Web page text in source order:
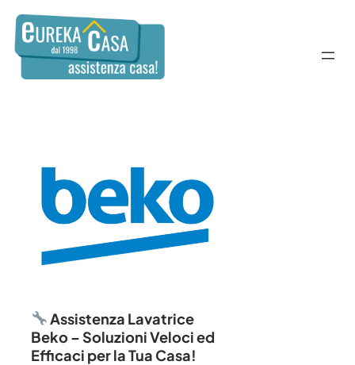
Assistenza Lavatrice
Beko – Soluzioni Veloci ed
Efficaci per la Tua Casa!